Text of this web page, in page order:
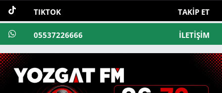
TIKTOK TAKIP ET
05537226666 İLETIŞIM